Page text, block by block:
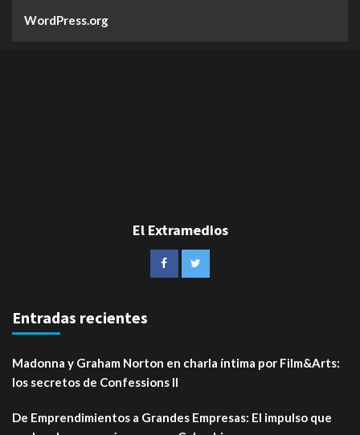
WordPress.org
El Extramedios
Entradas recientes
Madonna y Graham Norton en charla íntima por Film&Arts:
los secretos de Confessions II
De Emprendimientos a Grandes Empresas: El impulso que